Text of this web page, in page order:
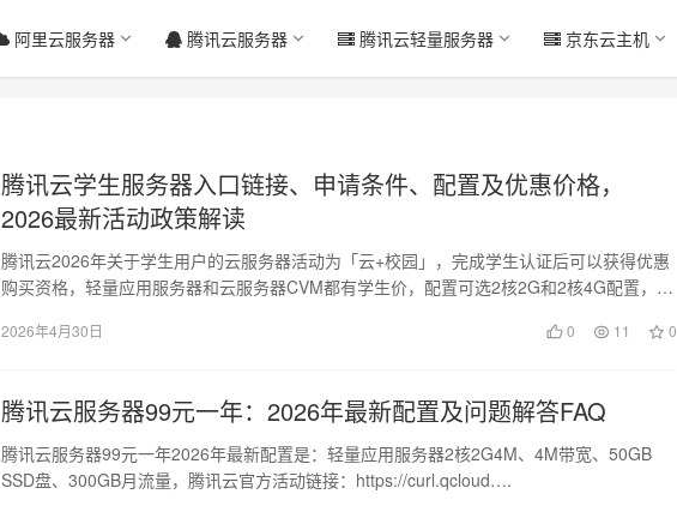
阿里云服务器 腾讯云服务器 腾讯云轻量服务器 京东云主机
腾讯云学生服务器入口链接、申请条件、配置及优惠价格，
2026最新活动政策解读
腾讯云2026年关于学生用户的云服务器活动为「云+校园」，完成学生认证后可以获得优惠
购买资格，轻量应用服务器和云服务器CVM都有学生价，配置可选2核2G和2核4G配置，领
2026年4月30日 0 11 0
腾讯云服务器99元一年：2026年最新配置及问题解答FAQ
腾讯云服务器99元一年2026年最新配置是：轻量应用服务器2核2G4M、4M带宽、50GB
SSD盘、300GB月流量，腾讯云官方活动链接：https://curl.qcloud….